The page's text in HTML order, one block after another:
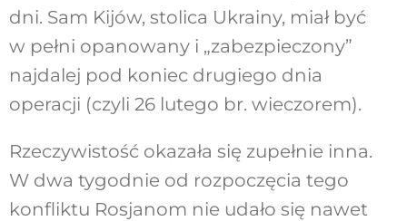
dni. Sam Kijów, stolica Ukrainy, miał być
w pełni opanowany i „zabezpieczony”
najdalej pod koniec drugiego dnia
operacji (czyli 26 lutego br. wieczorem).
Rzeczywistość okazała się zupełnie inna.
W dwa tygodnie od rozpoczęcia tego
konfliktu Rosjanom nie udało się nawet